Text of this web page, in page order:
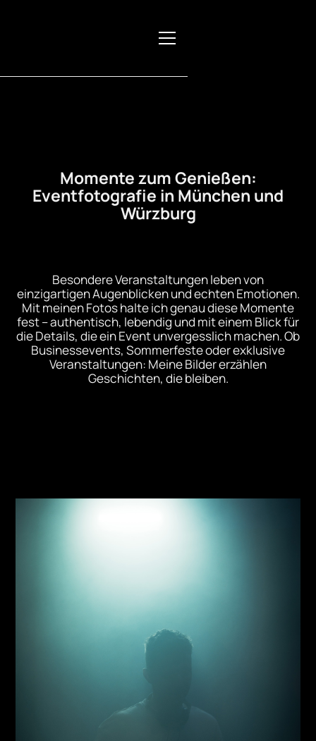
Momente zum Genießen:
Eventfotografie in München und
Würzburg
Besondere Veranstaltungen leben von
einzigartigen Augenblicken und echten Emotionen.
Mit meinen Fotos halte ich genau diese Momente
fest – authentisch, lebendig und mit einem Blick für
die Details, die ein Event unvergesslich machen. Ob
Businessevents, Sommerfeste oder exklusive
Veranstaltungen: Meine Bilder erzählen
Geschichten, die bleiben.